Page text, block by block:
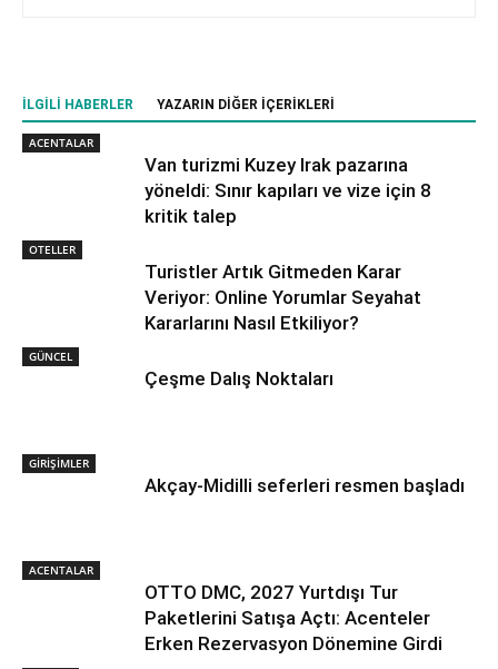
İLGILI HABERLER YAZARIN DIĞER İÇERIKLERI
ACENTALAR
Van turizmi Kuzey Irak pazarına
yöneldi: Sınır kapıları ve vize için 8
kritik talep
OTELLER
Turistler Artık Gitmeden Karar
Veriyor: Online Yorumlar Seyahat
Kararlarını Nasıl Etkiliyor?
GÜNCEL
Çeşme Dalış Noktaları
GİRİŞİMLER
Akçay-Midilli seferleri resmen başladı
ACENTALAR
OTTO DMC, 2027 Yurtdışı Tur
Paketlerini Satışa Açtı: Acenteler
Erken Rezervasyon Dönemine Girdi